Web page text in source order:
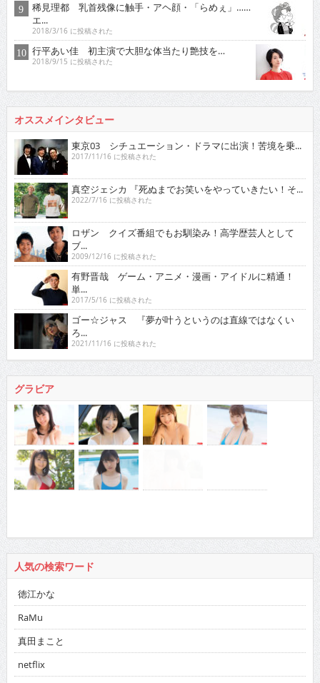
稀見理都 乳首残像に触手・アヘ顔・「らめぇ」……
エ...
2018/3/16 に投稿された
行平あい佳 初主演で大胆な体当たり艶技を…
2018/9/15 に投稿された
オススメインタビュー
東京03 シチュエーション・ドラマに出演！苦境を乗...
2017/11/16 に投稿された
真空ジェシカ 『死ぬまでお笑いをやっていきたい！そ...
2022/7/16 に投稿された
ロザン クイズ番組でもお馴染み！高学歴芸人として
ブ...
2009/12/16 に投稿された
有野晋哉 ゲーム・アニメ・漫画・アイドルに精通！
単...
2017/5/16 に投稿された
ゴー☆ジャス 『夢が叶うというのは直線ではなくい
ろ...
2021/11/16 に投稿された
グラビア
人気の検索ワード
徳江かな
RaMu
真田まこと
netflix